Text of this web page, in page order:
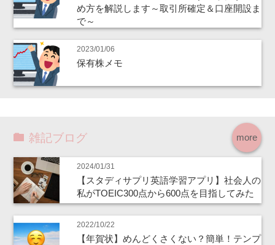
め方を解説します～取引所確定＆口座開設ま
で～
2023/01/06
保有株メモ
more
雑記ブログ
2024/01/31
【スタディサプリ英語学習アプリ】社会人の
私がTOEIC300点から600点を目指してみた
2022/10/22
【年賀状】めんどくさくない？簡単！テンプ